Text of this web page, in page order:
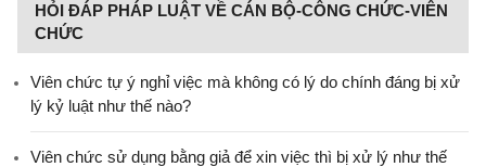
HỎI ĐÁP PHÁP LUẬT VỀ CÁN BỘ-CÔNG CHỨC-VIÊN
CHỨC
Viên chức tự ý nghỉ việc mà không có lý do chính đáng bị xử
lý kỷ luật như thế nào?
Viên chức sử dụng bằng giả để xin việc thì bị xử lý như thế